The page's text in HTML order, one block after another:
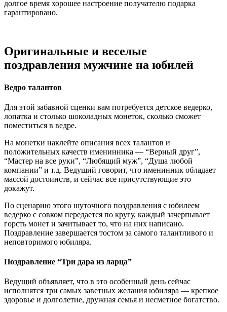
долгое время хорошее настроение получателю подарка
гарантировано.
Оригинальные и веселые
поздравления мужчине на юбилей
Ведро талантов
Для этой забавной сценки вам потребуется детское ведерко,
лопатка и столько шоколадных монеток, сколько сможет
поместиться в ведре.
На монетки наклейте описания всех талантов и
положительных качеств именинника — “Верный друг”,
“Мастер на все руки”, “Любящий муж”, “Душа любой
компании” и т.д. Ведущий говорит, что именинник обладает
массой достоинств, и сейчас все присутствующие это
докажут.
По сценарию этого шуточного поздравления с юбилеем
ведерко с совком передается по кругу, каждый зачерпывает
горсть монет и зачитывает то, что на них написано.
Поздравление завершается тостом за самого талантливого и
неповторимого юбиляра.
Поздравление “Три дара из ларца”
Ведущий объявляет, что в это особенный день сейчас
исполнятся три самых заветных желания юбиляра — крепкое
здоровье и долголетие, дружная семья и несметное богатство.